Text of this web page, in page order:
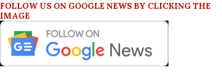
FOLLOW US ON GOOGLE NEWS BY CLICKING THE
IMAGE